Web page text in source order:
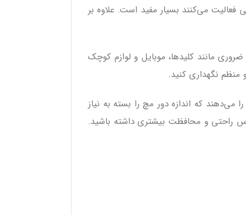
می‌کنند بسیار مفید است. علاوه بر
مانند کلیدها، موبایل و لوازم کوچک
نگهداری کنید.
که اندازه دور مچ را بسته به نیاز
راحتی و محافظت بیشتری داشته باشید.